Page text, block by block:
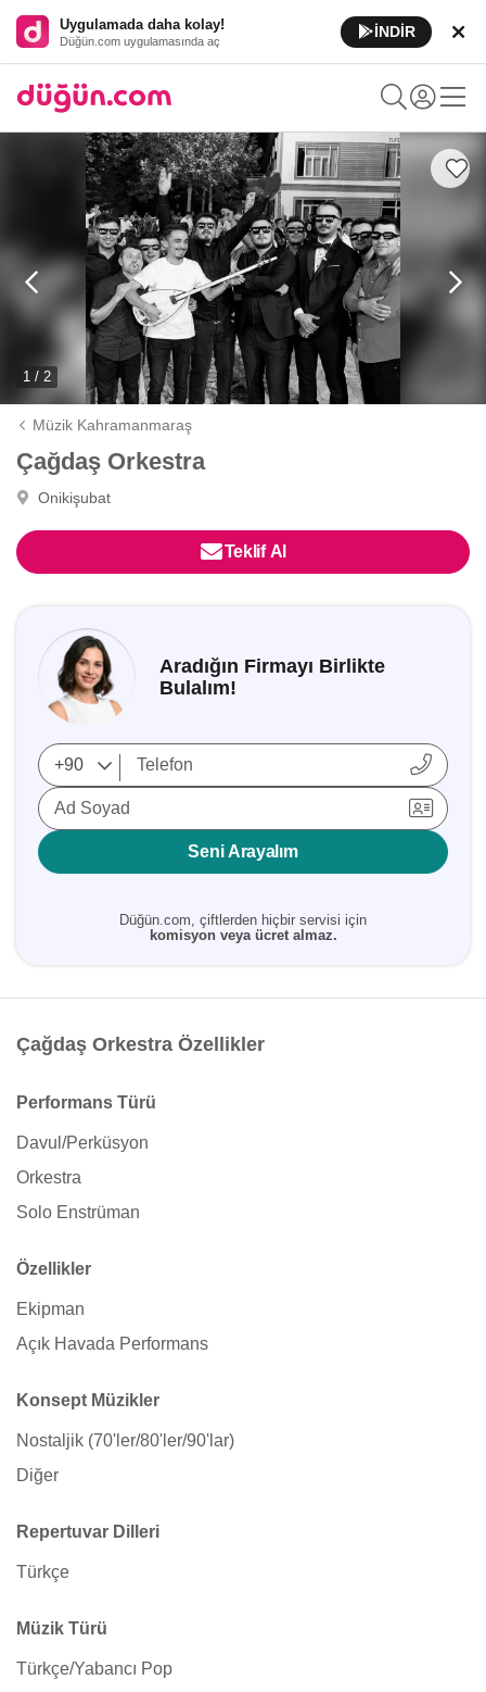
Uygulamada daha kolay!
Düğün.com uygulamasında aç
İNDİR
1 / 2
Müzik Kahramanmaraş
Çağdaş Orkestra
Onikişubat
Teklif Al
Aradığın Firmayı Birlikte
Bulalım!
Ad Soyad
Seni Arayalım
Düğün.com, çiftlerden hiçbir servisi için
komisyon veya ücret almaz.
Çağdaş Orkestra Özellikler
Performans Türü
Davul/Perküsyon
Orkestra
Solo Enstrüman
Özellikler
Ekipman
Açık Havada Performans
Konsept Müzikler
Nostaljik (70'ler/80'ler/90'lar)
Diğer
Repertuvar Dilleri
Türkçe
Müzik Türü
Türkçe/Yabancı Pop